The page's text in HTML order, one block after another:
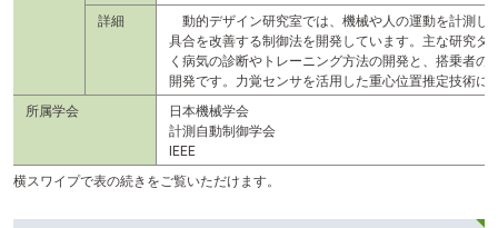
詳細
動的デザイン研究室では、機械や人の運動を計測し
具合を改善する制御法を開発しています。主な研究タ
く病気の診断やトレーニング方法の開発と、搭乗者の
開発です。力覚センサを活用した重心位置推定技術に
所属学会
日本機械学会
計測自動制御学会
IEEE
横スワイプで表の続きをご覧いただけます。